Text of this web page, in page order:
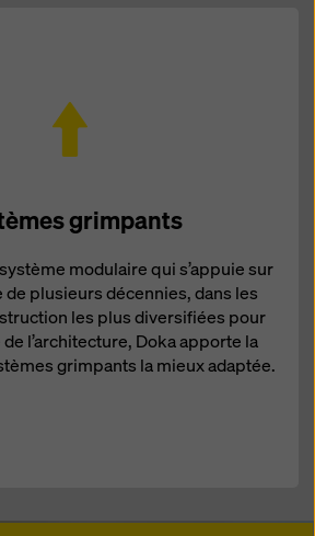
grimpants
modulaire qui s’appuie sur
plusieurs décennies, dans les
les plus diversifiées pour
l’architecture, Doka apporte la
grimpants la mieux adaptée.